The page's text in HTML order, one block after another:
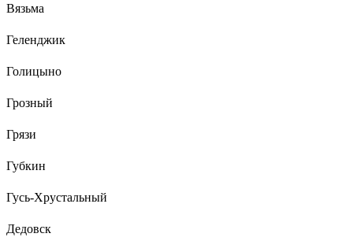
Вязьма
Геленджик
Голицыно
Грозный
Грязи
Губкин
Гусь-Хрустальный
Дедовск